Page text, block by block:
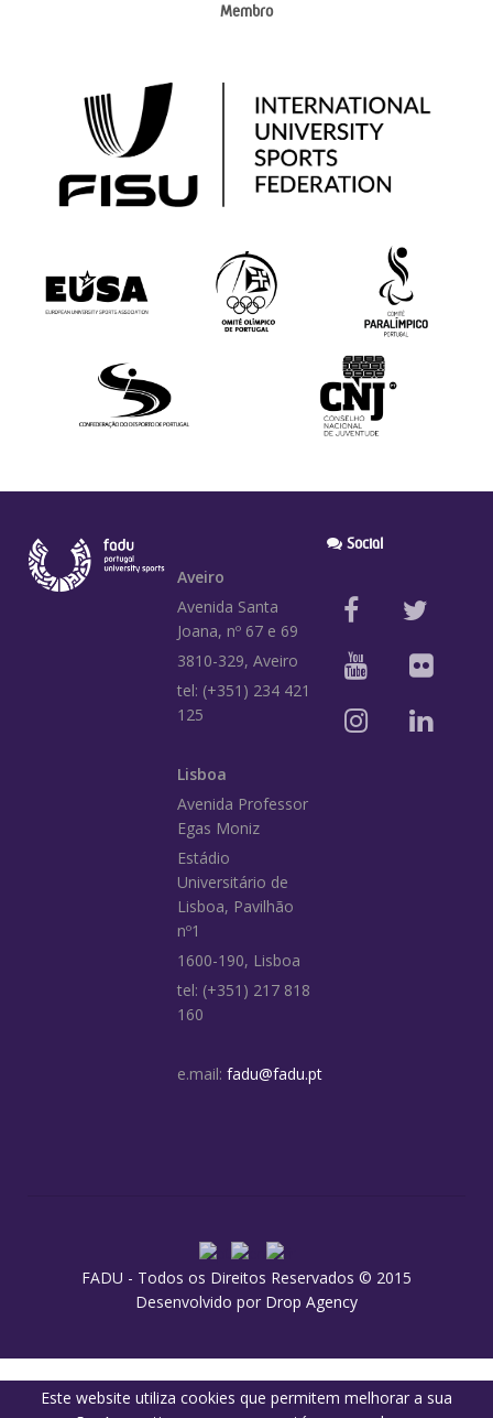
Membro
Aveiro
Avenida Santa
Joana, nº 67 e 69
3810-329, Aveiro
tel: (+351) 234 421
125
Lisboa
Avenida Professor
Egas Moniz
Estádio
Universitário de
Lisboa, Pavilhão
nº1
1600-190, Lisboa
tel: (+351) 217 818
160
e.mail: fadu@fadu.pt
Social
FADU - Todos os Direitos Reservados © 2015
Desenvolvido por Drop Agency
Este website utiliza cookies que permitem melhorar a sua